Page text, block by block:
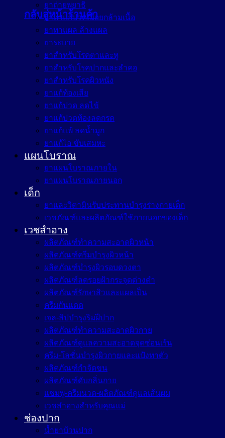
กลับสู่หน้าร้านค้า
ยาถ่ายพยาธิ
ยาทาแก้ปวดเมื่อยกล้ามเนื้อ
ยาทาแผล ล้างแผล
ยาระบาย
ยาสำหรับโรคตาและหู
ยาสำหรับโรคปากและลำคอ
ยาสำหรับโรคผิวหนัง
ยาแก้ท้องเสีย
ยาแก้ปวด ลดไข้
ยาแก้ปวดท้องลดกรด
ยาแก้แพ้ ลดน้ำมูก
ยาแก้ไอ ขับเสมหะ
แผนโบราณ
ยาแผนโบราณภายใน
ยาแผนโบราณภายนอก
เด็ก
ยาและวิตามินรับประทานบำรุงร่างกายเด็ก
เวชภัณฑ์และผลิตภัณฑ์ใช้ภายนอกของเด็ก
เวชสำอาง
ผลิตภัณฑ์ทำความสะอาดผิวหน้า
ผลิตภัณฑ์ครีมบำรุงผิวหน้า
ผลิตภัณฑ์บำรุงผิวรอบดวงตา
ผลิตภัณฑ์ลดรอยฝ้ากระจุดด่างดำ
ผลิตภัณฑ์รักษาสิวและแผลเป็น
ครีมกันแดด
เจล-ลิปบำรุงริมฝีปาก
ผลิตภัณฑ์ทำความสะอาดผิวกาย
ผลิตภัณฑ์ดูแลความสะอาดจุดซ่อนเร้น
ครีม-โลชั่นบำรุงผิวกายและแป้งทาตัว
ผลิตภัณฑ์กำจัดขน
ผลิตภัณฑ์ดับกลิ่นกาย
แชมพู-ครีมนวด-ผลิตภัณฑ์ดูแลเส้นผม
เวชสำอางสำหรับคุณแม่
ช่องปาก
น้ำยาบ้วนปาก